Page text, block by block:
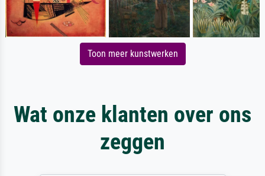
Toon meer kunstwerken
Wat onze klanten over ons
zeggen